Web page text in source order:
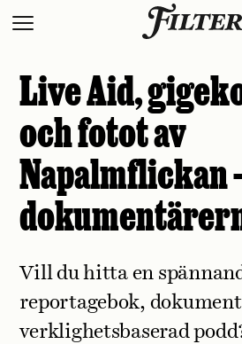
Skip
Live Aid,
och fotot av
Napalmflickan
Vill du hitta en
reportagebok,
verklighetsbaserad